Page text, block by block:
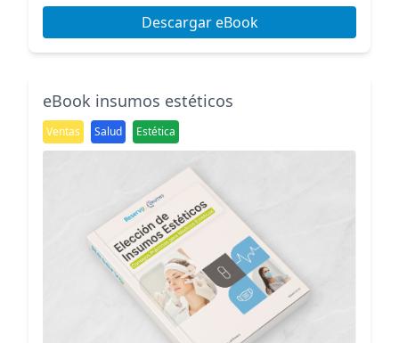
Descargar eBook
eBook insumos estéticos
Ventas Salud Estética